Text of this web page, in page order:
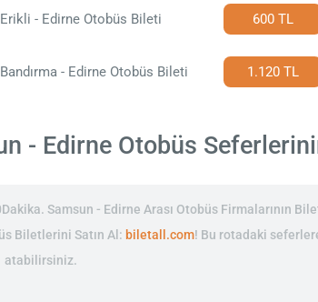
Erikli - Edirne Otobüs Bileti 600 TL
Bandırma - Edirne Otobüs Bileti 1.120 TL
- Edirne Otobüs
Samsun - Edirne Arası Otobüs Firmalarının
Biletlerini Satın Al: biletall.com! Bu rotadaki
atabilirsiniz.